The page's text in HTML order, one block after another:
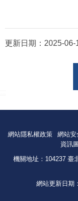
更新日期： 2025-06-
網站隱私權政策 網站安
資訊
機關地址：104237 臺
網站更新日期：